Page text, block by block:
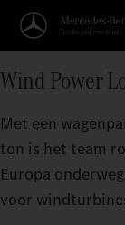
Wind Power
Met een
ton is het team
Europa
voor